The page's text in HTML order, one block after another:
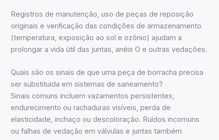
Registros de manutenção, uso de peças de reposição
originais e verificação das condições de armazenamento
(temperatura, exposição ao sol e ozônio) ajudam a
prolongar a vida útil das juntas, anéis O e outras vedações.
Quais são os sinais de que uma peça de borracha precisa
ser substituída em sistemas de saneamento?
Sinais comuns incluem vazamentos persistentes,
endurecimento ou rachaduras visíveis, perda de
elasticidade, inchaço ou descoloração. Ruídos incomuns
ou falhas de vedação em válvulas e juntas também